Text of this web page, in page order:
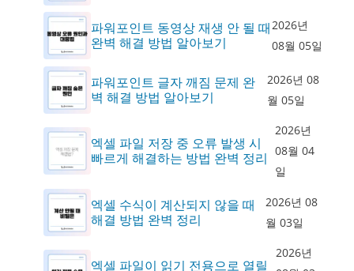
파워포인트 동영상 재생 안 될 때
완벽 해결 방법 알아보기
2026년
08월 05일
파워포인트 글자 깨짐 문제 완
벽 해결 방법 알아보기
2026년 08
월 05일
엑셀 파일 저장 중 오류 발생 시
빠르게 해결하는 방법 완벽 정리
2026년
08월 04
일
엑셀 수식이 계산되지 않을 때
해결 방법 완벽 정리
2026년 08
월 03일
엑셀 파일이 읽기 전용으로 열릴
2026년